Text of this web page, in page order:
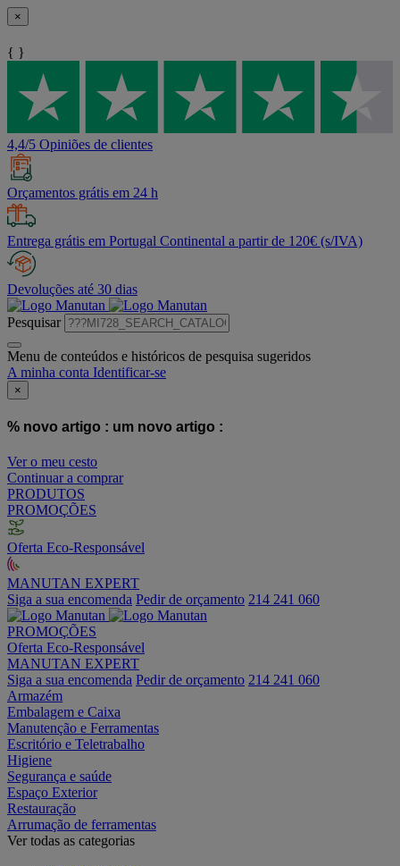
×
{ }
4,4/5 Opiniões de clientes
Orçamentos grátis em 24 h
Entrega grátis em Portugal Continental a partir de 120€ (s/IVA)
Devoluções até 30 dias
Pesquisar
Menu de conteúdos e históricos de pesquisa sugeridos
A minha conta Identificar-se
×
% novo artigo : um novo artigo :
Ver o meu cesto
Continuar a comprar
PRODUTOS
PROMOÇÕES
Oferta Eco-Responsável
MANUTAN EXPERT
Siga a sua encomenda Pedir de orçamento 214 241 060
PROMOÇÕES
Oferta Eco-Responsável
MANUTAN EXPERT
Siga a sua encomenda Pedir de orçamento 214 241 060
Armazém
Embalagem e Caixa
Manutenção e Ferramentas
Escritório e Teletrabalho
Higiene
Segurança e saúde
Espaço Exterior
Restauração
Arrumação de ferramentas
Ver todas as categorias